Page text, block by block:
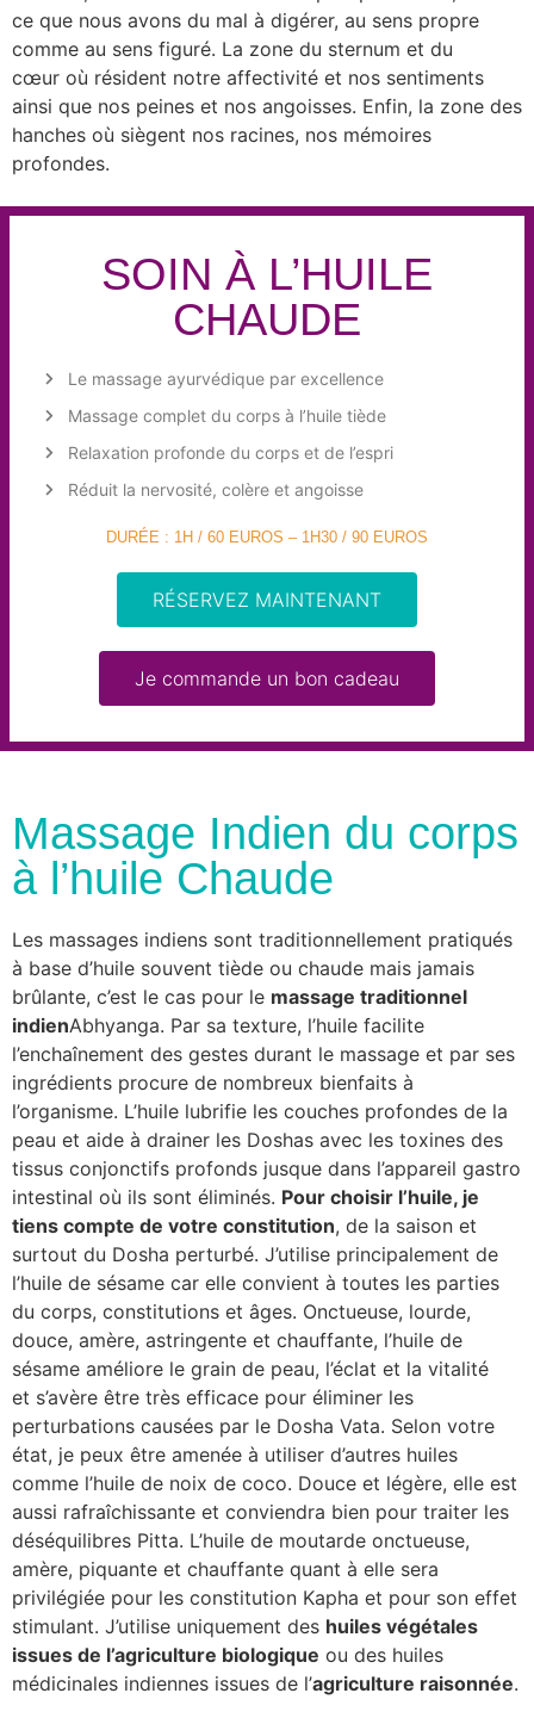
ce que nous avons du mal à digérer, au sens propre
comme au sens figuré. La zone du sternum et du
cœur où résident notre affectivité et nos sentiments
ainsi que nos peines et nos angoisses. Enfin, la zone des
hanches où siègent nos racines, nos mémoires
profondes.
SOIN À L’HUILE
CHAUDE
Le massage ayurvédique par excellence
Massage complet du corps à l’huile tiède
Relaxation profonde du corps et de l’espri
Réduit la nervosité, colère et angoisse
DURÉE : 1H / 60 EUROS – 1H30 / 90 EUROS
RÉSERVEZ MAINTENANT
Je commande un bon cadeau
Massage Indien du corps
à l’huile Chaude
Les massages indiens sont traditionnellement pratiqués
à base d’huile souvent tiède ou chaude mais jamais
brûlante, c’est le cas pour le massage traditionnel
indienAbhyanga. Par sa texture, l’huile facilite
l’enchaînement des gestes durant le massage et par ses
ingrédients procure de nombreux bienfaits à
l’organisme. L’huile lubrifie les couches profondes de la
peau et aide à drainer les Doshas avec les toxines des
tissus conjonctifs profonds jusque dans l’appareil gastro
intestinal où ils sont éliminés. Pour choisir l’huile, je
tiens compte de votre constitution, de la saison et
surtout du Dosha perturbé. J’utilise principalement de
l’huile de sésame car elle convient à toutes les parties
du corps, constitutions et âges. Onctueuse, lourde,
douce, amère, astringente et chauffante, l’huile de
sésame améliore le grain de peau, l’éclat et la vitalité
et s’avère être très efficace pour éliminer les
perturbations causées par le Dosha Vata. Selon votre
état, je peux être amenée à utiliser d’autres huiles
comme l’huile de noix de coco. Douce et légère, elle est
aussi rafraîchissante et conviendra bien pour traiter les
déséquilibres Pitta. L’huile de moutarde onctueuse,
amère, piquante et chauffante quant à elle sera
privilégiée pour les constitution Kapha et pour son effet
stimulant. J’utilise uniquement des huiles végétales
issues de l’agriculture biologique ou des huiles
médicinales indiennes issues de l’agriculture raisonnée.